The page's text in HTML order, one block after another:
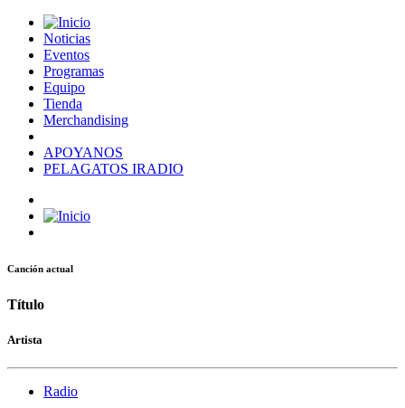
Noticias
Eventos
Programas
Equipo
Tienda
Merchandising
APOYANOS
PELAGATOS IRADIO
Canción actual
Título
Artista
Radio